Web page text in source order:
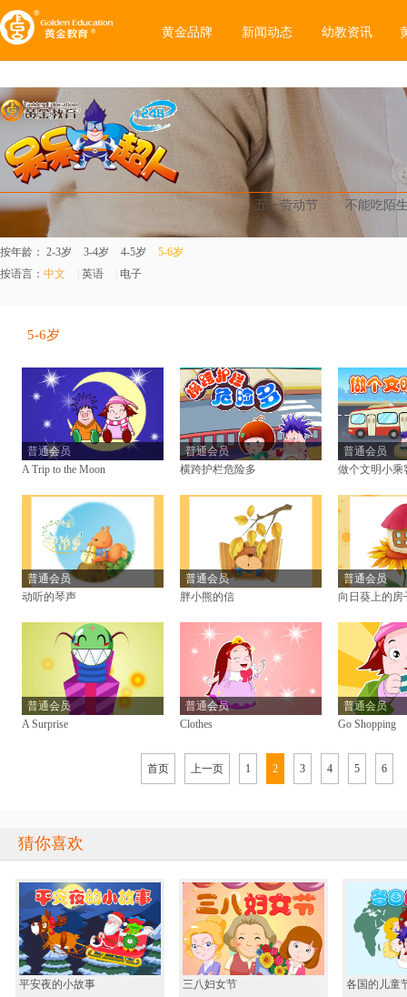
黄金品牌 新闻动态 幼教资讯
五一劳动节 不能吃陌
按年龄： 2-3岁 3-4岁 4-5岁
5-6岁
按语言： 中文 英语 电子
5-6岁
普通会员
A Trip to the Moon
普通会员
横跨护栏危险多
普通会员
做个文明小乘
普通会员
动听的琴声
普通会员
胖小熊的信
普通会员
向日葵上的房
普通会员
A Surprise
普通会员
Clothes
普通会员
Go Shopping
首页 上一页 1 2 3 4 5 6
猜你喜欢
平安夜的小故事 三八妇女节 各国的儿童